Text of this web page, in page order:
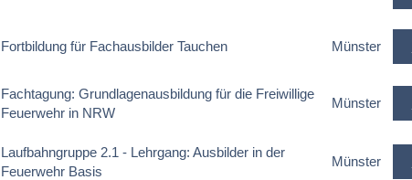
Fortbildung für Fachausbilder Tauchen Münster
Fachtagung: Grundlagenausbildung für die Freiwillige
Feuerwehr in NRW
Münster
Laufbahngruppe 2.1 - Lehrgang: Ausbilder in der
Feuerwehr Basis
Münster